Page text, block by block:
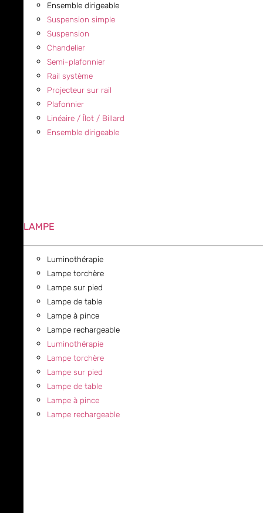
Ensemble dirigeable
Suspension simple
Suspension
Chandelier
Semi-plafonnier
Rail système
Projecteur sur rail
Plafonnier
Linéaire / Îlot / Billard
Ensemble dirigeable
LAMPE
Luminothérapie
Lampe torchère
Lampe sur pied
Lampe de table
Lampe à pince
Lampe rechargeable
Luminothérapie
Lampe torchère
Lampe sur pied
Lampe de table
Lampe à pince
Lampe rechargeable